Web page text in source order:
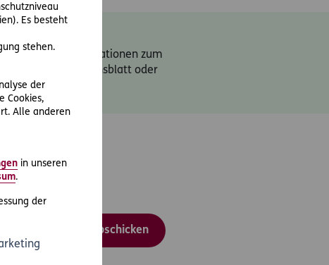
Es besteht
stehen.
der
Cookies,
Alle anderen
in unseren
.
der
an
Weiter Informationen zum
oder
Abschicken